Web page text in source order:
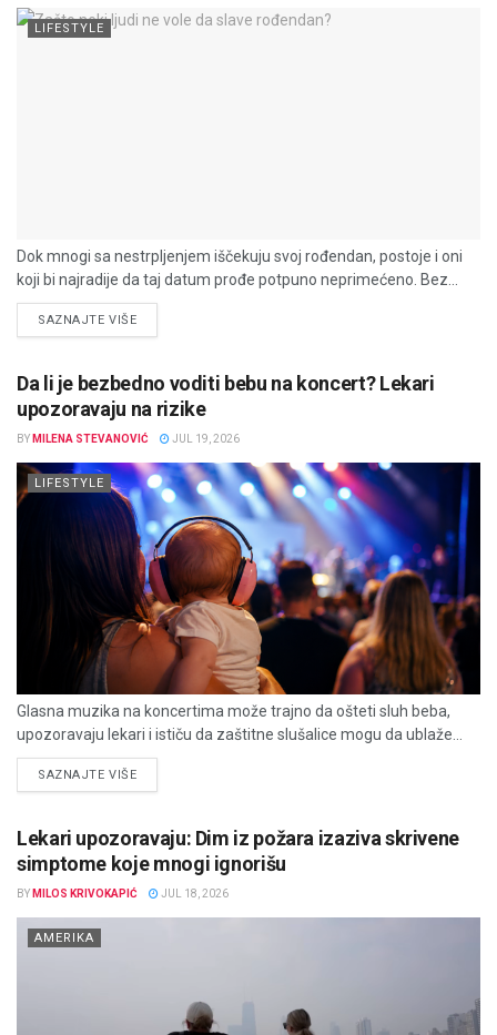
LIFESTYLE
Dok mnogi sa nestrpljenjem iščekuju svoj rođendan, postoje i oni
koji bi najradije da taj datum prođe potpuno neprimećeno. Bez...
SAZNAJTE VIŠEDETAILS
Da li je bezbedno voditi bebu na koncert? Lekari
upozoravaju na rizike
BY MILENA STEVANOVIĆ JUL 19, 2026
LIFESTYLE
Glasna muzika na koncertima može trajno da ošteti sluh beba,
upozoravaju lekari i ističu da zaštitne slušalice mogu da ublaže...
SAZNAJTE VIŠEDETAILS
Lekari upozoravaju: Dim iz požara izaziva skrivene
simptome koje mnogi ignorišu
BY MILOS KRIVOKAPIĆ JUL 18, 2026
AMERIKA